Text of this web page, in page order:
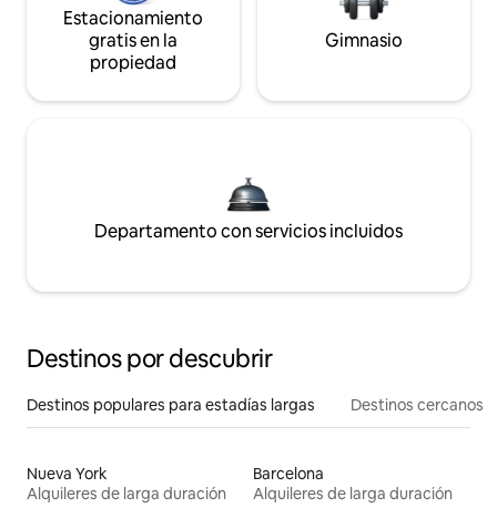
Estacionamiento
gratis en la
propiedad
Gimnasio
Departamento con servicios incluidos
Destinos por descubrir
Destinos populares para estadías largas Destinos cercanos
Nueva York
Alquileres de larga duración
Barcelona
Alquileres de larga duración